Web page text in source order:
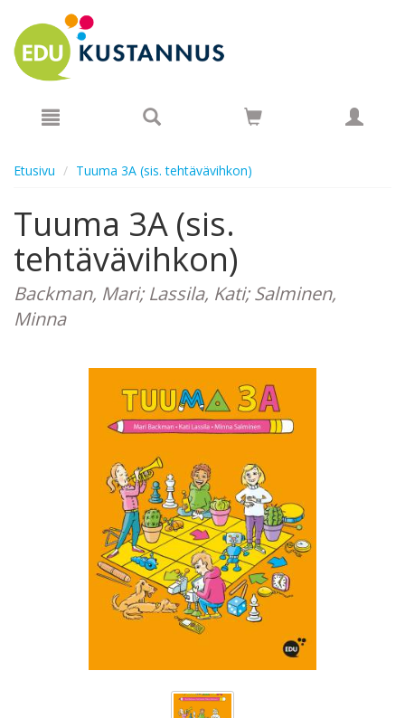
Etusivu Tuuma 3A (sis. tehtävävihkon)
Tuuma 3A (sis.
tehtävävihkon)
Backman, Mari; Lassila, Kati; Salminen,
Minna